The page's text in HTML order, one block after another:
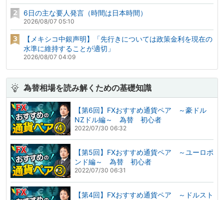
6日の主な要人発言（時間は日本時間）
2026/08/07 05:10
【メキシコ中銀声明】「先行きについては政策金利を現在の
水準に維持することが適切」
2026/08/07 04:09
為替相場を読み解くための基礎知識
【第6回】FXおすすめ通貨ペア ～豪ドル
NZドル編～ 為替 初心者
2022/07/30 06:32
【第5回】FXおすすめ通貨ペア ～ユーロポ
ンド編～ 為替 初心者
2022/07/30 06:31
【第4回】FXおすすめ通貨ペア ～ドルスト